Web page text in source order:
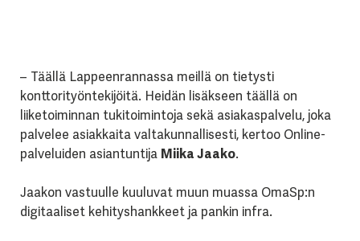
– Täällä Lappeenrannassa meillä on tietysti
konttorityöntekijöitä. Heidän lisäkseen täällä on
liiketoiminnan tukitoimintoja sekä asiakaspalvelu, joka
palvelee asiakkaita valtakunnallisesti, kertoo Online-
palveluiden asiantuntija Miika Jaako.
Jaakon vastuulle kuuluvat muun muassa OmaSp:n
digitaaliset kehityshankkeet ja pankin infra.